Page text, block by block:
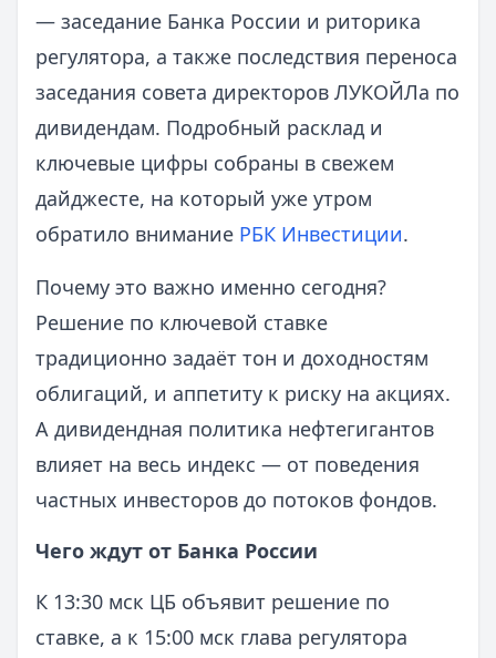
— заседание Банка России и риторика
регулятора, а также последствия переноса
заседания совета директоров ЛУКОЙЛа по
дивидендам. Подробный расклад и
ключевые цифры собраны в свежем
дайджесте, на который уже утром
обратило внимание РБК Инвестиции.
Почему это важно именно сегодня?
Решение по ключевой ставке
традиционно задаёт тон и доходностям
облигаций, и аппетиту к риску на акциях.
А дивидендная политика нефтегигантов
влияет на весь индекс — от поведения
частных инвесторов до потоков фондов.
Чего ждут от Банка России
К 13:30 мск ЦБ объявит решение по
ставке, а к 15:00 мск глава регулятора